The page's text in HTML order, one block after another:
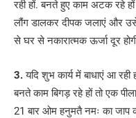
रही हों. बनते हुए काम अटक रहे
लौंग डालकर दीपक जलाएं और
से घर से नकारात्मक ऊर्जा दूर
3.यदि शुभ कार्य में बाधाएं आ रही
बनते काम बिगड़ रहे हों तो एक
21 बार ओम हनुमतै नमः का जाप